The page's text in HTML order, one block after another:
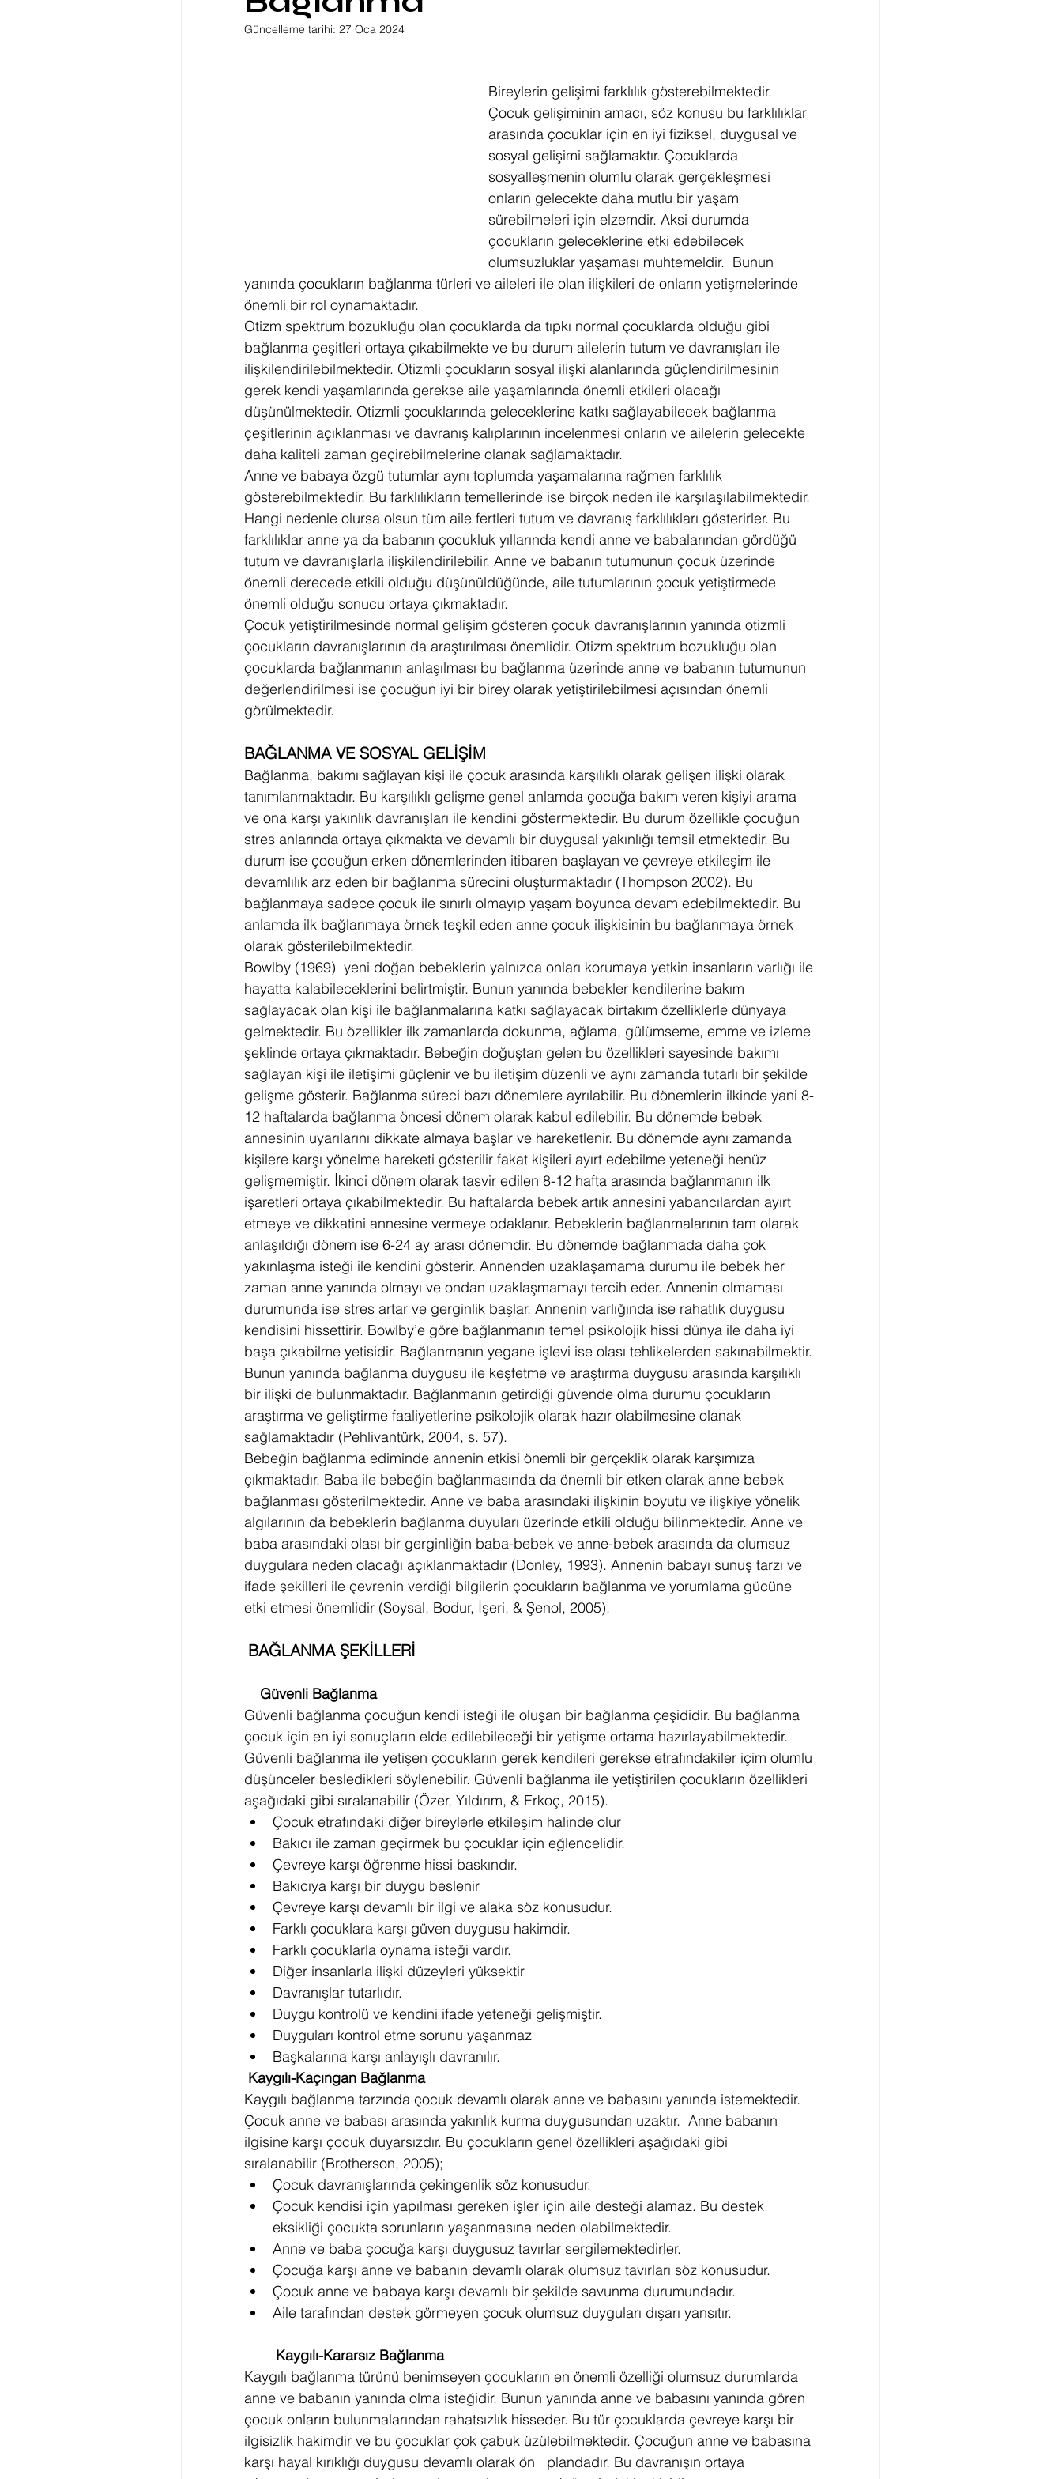
Güncelleme tarihi: 27 Oca 2024
Bireylerin gelişimi farklılık gösterebilmektedir.
Çocuk gelişiminin amacı, söz konusu bu farklılıklar
arasında çocuklar için en iyi fiziksel, duygusal ve
sosyal gelişimi sağlamaktır. Çocuklarda
sosyalleşmenin olumlu olarak gerçekleşmesi
onların gelecekte daha mutlu bir yaşam
sürebilmeleri için elzemdir. Aksi durumda
çocukların geleceklerine etki edebilecek
olumsuzluklar yaşaması muhtemeldir.  Bunun
yanında çocukların bağlanma türleri ve aileleri ile olan ilişkileri de onların yetişmelerinde
önemli bir rol oynamaktadır.
Otizm spektrum bozukluğu olan çocuklarda da tıpkı normal çocuklarda olduğu gibi
bağlanma çeşitleri ortaya çıkabilmekte ve bu durum ailelerin tutum ve davranışları ile
ilişkilendirilebilmektedir. Otizmli çocukların sosyal ilişki alanlarında güçlendirilmesinin
gerek kendi yaşamlarında gerekse aile yaşamlarında önemli etkileri olacağı
düşünülmektedir. Otizmli çocuklarında geleceklerine katkı sağlayabilecek bağlanma
çeşitlerinin açıklanması ve davranış kalıplarının incelenmesi onların ve ailelerin gelecekte
daha kaliteli zaman geçirebilmelerine olanak sağlamaktadır.
Anne ve babaya özgü tutumlar aynı toplumda yaşamalarına rağmen farklılık
gösterebilmektedir. Bu farklılıkların temellerinde ise birçok neden ile karşılaşılabilmektedir.
Hangi nedenle olursa olsun tüm aile fertleri tutum ve davranış farklılıkları gösterirler. Bu
farklılıklar anne ya da babanın çocukluk yıllarında kendi anne ve babalarından gördüğü
tutum ve davranışlarla ilişkilendirilebilir. Anne ve babanın tutumunun çocuk üzerinde
önemli derecede etkili olduğu düşünüldüğünde, aile tutumlarının çocuk yetiştirmede
önemli olduğu sonucu ortaya çıkmaktadır.
Çocuk yetiştirilmesinde normal gelişim gösteren çocuk davranışlarının yanında otizmli
çocukların davranışlarının da araştırılması önemlidir. Otizm spektrum bozukluğu olan
çocuklarda bağlanmanın anlaşılması bu bağlanma üzerinde anne ve babanın tutumunun
değerlendirilmesi ise çocuğun iyi bir birey olarak yetiştirilebilmesi açısından önemli
görülmektedir.
BAĞLANMA VE SOSYAL GELİŞİM
Bağlanma, bakımı sağlayan kişi ile çocuk arasında karşılıklı olarak gelişen ilişki olarak
tanımlanmaktadır. Bu karşılıklı gelişme genel anlamda çocuğa bakım veren kişiyi arama
ve ona karşı yakınlık davranışları ile kendini göstermektedir. Bu durum özellikle çocuğun
stres anlarında ortaya çıkmakta ve devamlı bir duygusal yakınlığı temsil etmektedir. Bu
durum ise çocuğun erken dönemlerinden itibaren başlayan ve çevreye etkileşim ile
devamlılık arz eden bir bağlanma sürecini oluşturmaktadır (Thompson 2002). Bu
bağlanmaya sadece çocuk ile sınırlı olmayıp yaşam boyunca devam edebilmektedir. Bu
anlamda ilk bağlanmaya örnek teşkil eden anne çocuk ilişkisinin bu bağlanmaya örnek
olarak gösterilebilmektedir.
Bowlby (1969)  yeni doğan bebeklerin yalnızca onları korumaya yetkin insanların varlığı ile
hayatta kalabileceklerini belirtmiştir. Bunun yanında bebekler kendilerine bakım
sağlayacak olan kişi ile bağlanmalarına katkı sağlayacak birtakım özelliklerle dünyaya
gelmektedir. Bu özellikler ilk zamanlarda dokunma, ağlama, gülümseme, emme ve izleme
şeklinde ortaya çıkmaktadır. Bebeğin doğuştan gelen bu özellikleri sayesinde bakımı
sağlayan kişi ile iletişimi güçlenir ve bu iletişim düzenli ve aynı zamanda tutarlı bir şekilde
gelişme gösterir. Bağlanma süreci bazı dönemlere ayrılabilir. Bu dönemlerin ilkinde yani 8-
12 haftalarda bağlanma öncesi dönem olarak kabul edilebilir. Bu dönemde bebek
annesinin uyarılarını dikkate almaya başlar ve hareketlenir. Bu dönemde aynı zamanda
kişilere karşı yönelme hareketi gösterilir fakat kişileri ayırt edebilme yeteneği henüz
gelişmemiştir. İkinci dönem olarak tasvir edilen 8-12 hafta arasında bağlanmanın ilk
işaretleri ortaya çıkabilmektedir. Bu haftalarda bebek artık annesini yabancılardan ayırt
etmeye ve dikkatini annesine vermeye odaklanır. Bebeklerin bağlanmalarının tam olarak
anlaşıldığı dönem ise 6-24 ay arası dönemdir. Bu dönemde bağlanmada daha çok
yakınlaşma isteği ile kendini gösterir. Annenden uzaklaşamama durumu ile bebek her
zaman anne yanında olmayı ve ondan uzaklaşmamayı tercih eder. Annenin olmaması
durumunda ise stres artar ve gerginlik başlar. Annenin varlığında ise rahatlık duygusu
kendisini hissettirir. Bowlby’e göre bağlanmanın temel psikolojik hissi dünya ile daha iyi
başa çıkabilme yetisidir. Bağlanmanın yegane işlevi ise olası tehlikelerden sakınabilmektir.
Bunun yanında bağlanma duygusu ile keşfetme ve araştırma duygusu arasında karşılıklı
bir ilişki de bulunmaktadır. Bağlanmanın getirdiği güvende olma durumu çocukların
araştırma ve geliştirme faaliyetlerine psikolojik olarak hazır olabilmesine olanak
sağlamaktadır (Pehlivantürk, 2004, s. 57).
Bebeğin bağlanma ediminde annenin etkisi önemli bir gerçeklik olarak karşımıza
çıkmaktadır. Baba ile bebeğin bağlanmasında da önemli bir etken olarak anne bebek
bağlanması gösterilmektedir. Anne ve baba arasındaki ilişkinin boyutu ve ilişkiye yönelik
algılarının da bebeklerin bağlanma duyuları üzerinde etkili olduğu bilinmektedir. Anne ve
baba arasındaki olası bir gerginliğin baba-bebek ve anne-bebek arasında da olumsuz
duygulara neden olacağı açıklanmaktadır (Donley, 1993). Annenin babayı sunuş tarzı ve
ifade şekilleri ile çevrenin verdiği bilgilerin çocukların bağlanma ve yorumlama gücüne
etki etmesi önemlidir (Soysal, Bodur, İşeri, & Şenol, 2005).
BAĞLANMA ŞEKİLLERİ
Güvenli Bağlanma
Güvenli bağlanma çocuğun kendi isteği ile oluşan bir bağlanma çeşididir. Bu bağlanma
çocuk için en iyi sonuçların elde edilebileceği bir yetişme ortama hazırlayabilmektedir.
Güvenli bağlanma ile yetişen çocukların gerek kendileri gerekse etrafındakiler içim olumlu
düşünceler besledikleri söylenebilir. Güvenli bağlanma ile yetiştirilen çocukların özellikleri
aşağıdaki gibi sıralanabilir (Özer, Yıldırım, & Erkoç, 2015).
Çocuk etrafındaki diğer bireylerle etkileşim halinde olur
Bakıcı ile zaman geçirmek bu çocuklar için eğlencelidir.
Çevreye karşı öğrenme hissi baskındır.
Bakıcıya karşı bir duygu beslenir
Çevreye karşı devamlı bir ilgi ve alaka söz konusudur.
Farklı çocuklara karşı güven duygusu hakimdir.
Farklı çocuklarla oynama isteği vardır.
Diğer insanlarla ilişki düzeyleri yüksektir
Davranışlar tutarlıdır.
Duygu kontrolü ve kendini ifade yeteneği gelişmiştir.
Duyguları kontrol etme sorunu yaşanmaz
Başkalarına karşı anlayışlı davranılır.
Kaygılı-Kaçıngan Bağlanma
Kaygılı bağlanma tarzında çocuk devamlı olarak anne ve babasını yanında istemektedir.
Çocuk anne ve babası arasında yakınlık kurma duygusundan uzaktır.  Anne babanın
ilgisine karşı çocuk duyarsızdır. Bu çocukların genel özellikleri aşağıdaki gibi
sıralanabilir (Brotherson, 2005);
Çocuk davranışlarında çekingenlik söz konusudur.
Çocuk kendisi için yapılması gereken işler için aile desteği alamaz. Bu destek
eksikliği çocukta sorunların yaşanmasına neden olabilmektedir.
Anne ve baba çocuğa karşı duygusuz tavırlar sergilemektedirler.
Çocuğa karşı anne ve babanın devamlı olarak olumsuz tavırları söz konusudur.
Çocuk anne ve babaya karşı devamlı bir şekilde savunma durumundadır.
Aile tarafından destek görmeyen çocuk olumsuz duyguları dışarı yansıtır.
Kaygılı-Kararsız Bağlanma
Kaygılı bağlanma türünü benimseyen çocukların en önemli özelliği olumsuz durumlarda
anne ve babanın yanında olma isteğidir. Bunun yanında anne ve babasını yanında gören
çocuk onların bulunmalarından rahatsızlık hisseder. Bu tür çocuklarda çevreye karşı bir
ilgisizlik hakimdir ve bu çocuklar çok çabuk üzülebilmektedir. Çocuğun anne ve babasına
karşı hayal kırıklığı duygusu devamlı olarak ön   plandadır. Bu davranışın ortaya